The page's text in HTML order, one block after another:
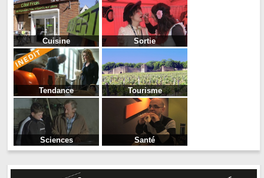
Cuisine Sortie
Tendance Tourisme
Sciences Santé